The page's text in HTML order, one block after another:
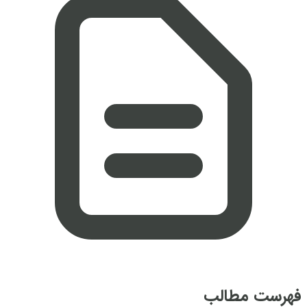
فهرست مطالب